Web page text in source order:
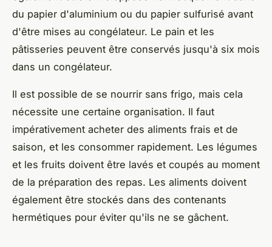
du papier d'aluminium ou du papier sulfurisé avant
d'être mises au congélateur. Le pain et les
pâtisseries peuvent être conservés jusqu'à six mois
dans un congélateur.
Il est possible de se nourrir sans frigo, mais cela
nécessite une certaine organisation. Il faut
impérativement acheter des aliments frais et de
saison, et les consommer rapidement. Les légumes
et les fruits doivent être lavés et coupés au moment
de la préparation des repas. Les aliments doivent
également être stockés dans des contenants
hermétiques pour éviter qu'ils ne se gâchent.